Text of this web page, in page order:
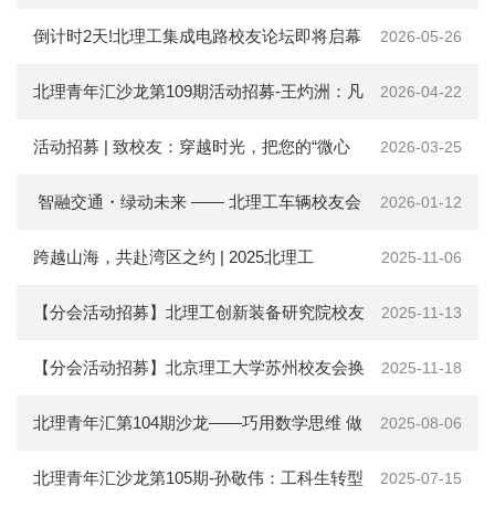
在
生
职
生
友
闻
ENGLISH
年返校活动报名开启 2026-05-26
倒计时2天!北理工集成电路校友论坛即将启幕
2026-04-22
北理青年汇沙龙第109期活动招募-王灼洲：凡
墙皆是门--在逆境中成长的心路历程 2026-03-25
活动招募 | 致校友：穿越时光，把您的“微心
声”讲给我们听 2026-01-12
智融交通・绿动未来 —— 北理工车辆校友会
交通与能源融合技术沙龙活动通知 2025-11-06
跨越山海，共赴湾区之约 | 2025北理工
MBA（大湾区）校友年会全阵容首发！ 2025-11-13
【分会活动招募】北理工创新装备研究院校友
开放日暨“中试+”科技成果对接活动邀您参与！ 2025-11-18
【分会活动招募】北京理工大学苏州校友会换
届大会暨2025年年会招募开启！ 2025-08-06
北理青年汇第104期沙龙——巧用数学思维 做
出人生最优解 2025-07-15
北理青年汇沙龙第105期-孙敬伟：工科生转型